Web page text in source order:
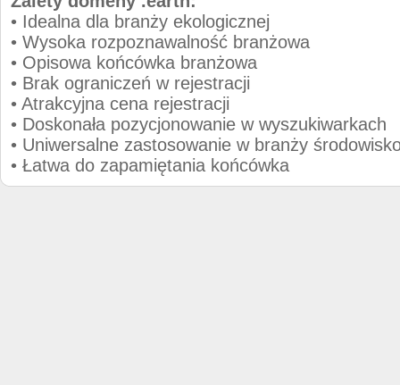
• Idealna dla branży ekologicznej
• Wysoka rozpoznawalność branżowa
• Opisowa końcówka branżowa
• Brak ograniczeń w rejestracji
• Atrakcyjna cena rejestracji
• Doskonała pozycjonowanie w wyszukiwarkach
• Uniwersalne zastosowanie w branży
• Łatwa do zapamiętania końcówka